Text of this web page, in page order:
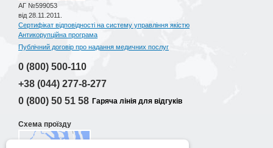
АГ №599053
від 28.11.2011.
Сертифікат відповідності на систему управління якістю
Антикорупційна програма
Публічний договір про надання медичних послуг
0 (800) 500-110
+38 (044) 277-8-277
0 (800) 50 51 58 Гаряча лінія для відгуків
Схема проїзду